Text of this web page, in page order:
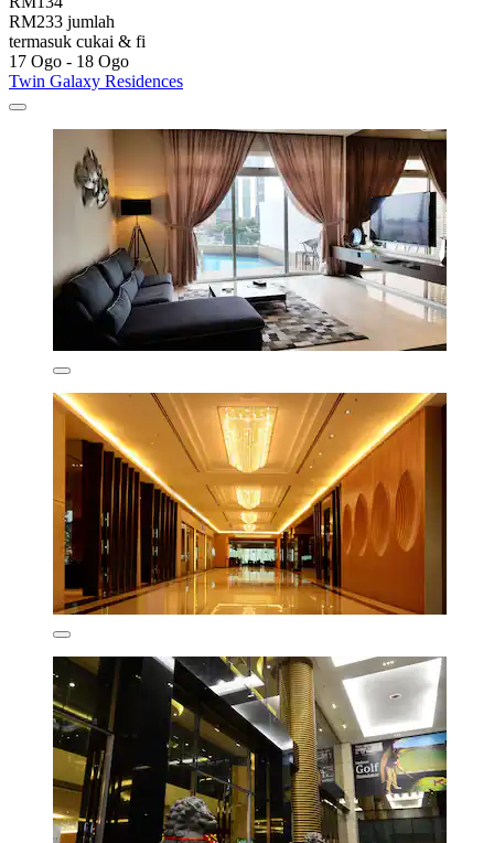
RM233 jumlah
termasuk cukai & fi
17 Ogo - 18 Ogo
Twin Galaxy Residences